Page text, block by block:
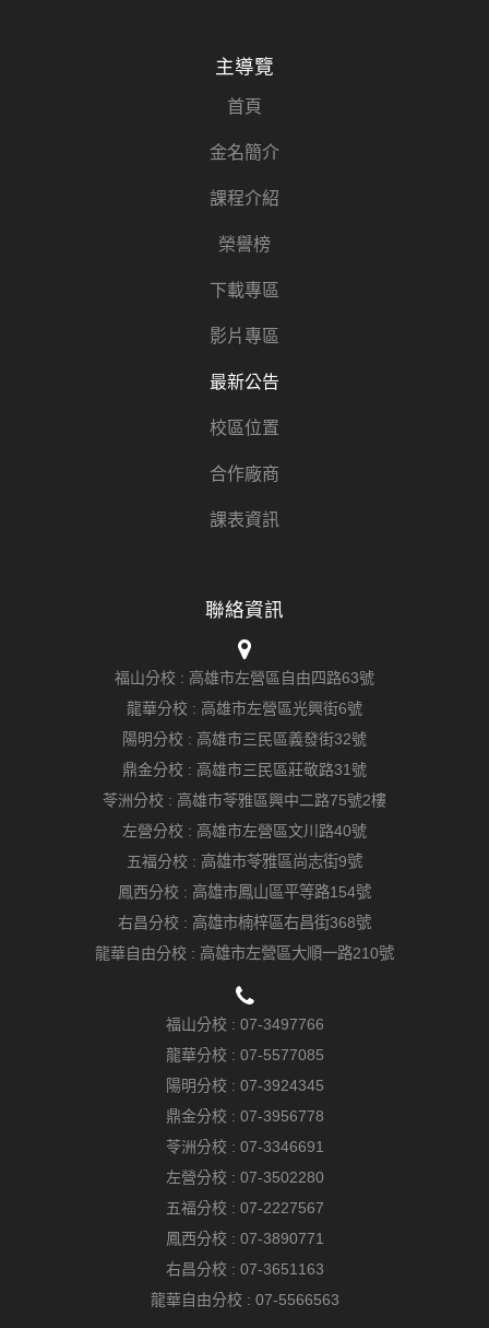
主導覽
首頁
金名簡介
課程介紹
榮譽榜
下載專區
影片專區
最新公告
校區位置
合作廠商
課表資訊
聯絡資訊
福山分校 : 高雄市左營區自由四路63號
龍華分校 : 高雄市左營區光興街6號
陽明分校 : 高雄市三民區義發街32號
鼎金分校 : 高雄市三民區莊敬路31號
苓洲分校 : 高雄市苓雅區興中二路75號2樓
左營分校 : 高雄市左營區文川路40號
五福分校 : 高雄市苓雅區尚志街9號
鳳西分校 : 高雄市鳳山區平等路154號
右昌分校 : 高雄市楠梓區右昌街368號
龍華自由分校 : 高雄市左營區大順一路210號
福山分校 : 07-3497766
龍華分校 : 07-5577085
陽明分校 : 07-3924345
鼎金分校 : 07-3956778
苓洲分校 : 07-3346691
左營分校 : 07-3502280
五福分校 : 07-2227567
鳳西分校 : 07-3890771
右昌分校 : 07-3651163
龍華自由分校 : 07-5566563